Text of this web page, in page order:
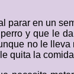
parar en un
y que le
no le lleva
quita la